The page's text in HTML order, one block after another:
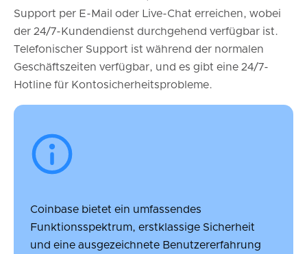
Support per E-Mail oder Live-Chat erreichen, wobei
der 24/7-Kundendienst durchgehend verfügbar ist.
Telefonischer Support ist während der normalen
Geschäftszeiten verfügbar, und es gibt eine 24/7-
Hotline für Kontosicherheitsprobleme.
Coinbase bietet ein umfassendes
Funktionsspektrum, erstklassige Sicherheit
und eine ausgezeichnete Benutzererfahrung